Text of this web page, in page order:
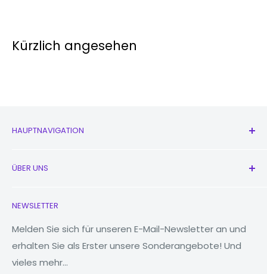
Kürzlich angesehen
HAUPTNAVIGATION
Neu
Uhren
MacBooks
Tablets
Powerbanks
ÜBER UNS
Unsere Geschichte
Reduzieren, wiederverwenden, recyceln
Warum Fonez?
NEWSLETTER
Melden Sie sich für unseren E-Mail-Newsletter an und
erhalten Sie als Erster unsere Sonderangebote! Und
vieles mehr...